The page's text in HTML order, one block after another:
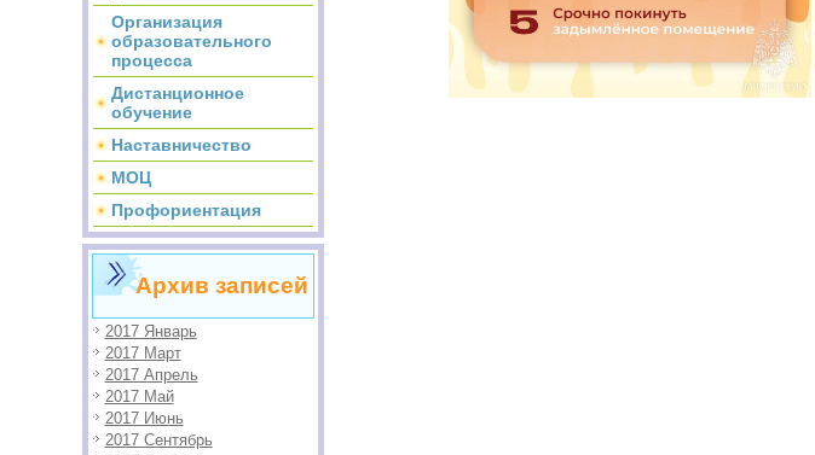
Организация
образовательного
процесса
Дистанционное
обучение
Наставничество
МОЦ
Профориентация
Архив записей
2017 Январь
2017 Март
2017 Апрель
2017 Май
2017 Июнь
2017 Сентябрь